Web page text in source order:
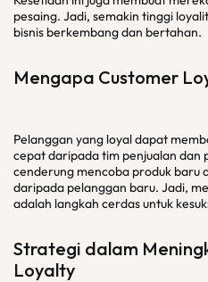
pesaing. Jadi, semakin tinggi
bisnis berkembang dan bertahan.
Mengapa Customer
Pelanggan yang loyal dapat
cepat daripada tim penjualan dan
cenderung mencoba produk baru
daripada pelanggan baru. Jadi,
adalah langkah cerdas untuk
Strategi dalam
Loyalty